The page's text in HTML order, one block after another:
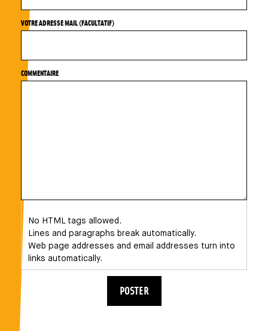
VOTRE ADRESSE MAIL (FACULTATIF)
COMMENTAIRE
No HTML tags allowed.
Lines and paragraphs break automatically.
Web page addresses and email addresses turn into
links automatically.